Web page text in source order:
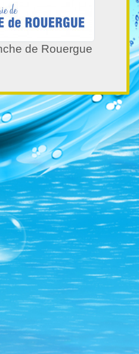
de Rouergue